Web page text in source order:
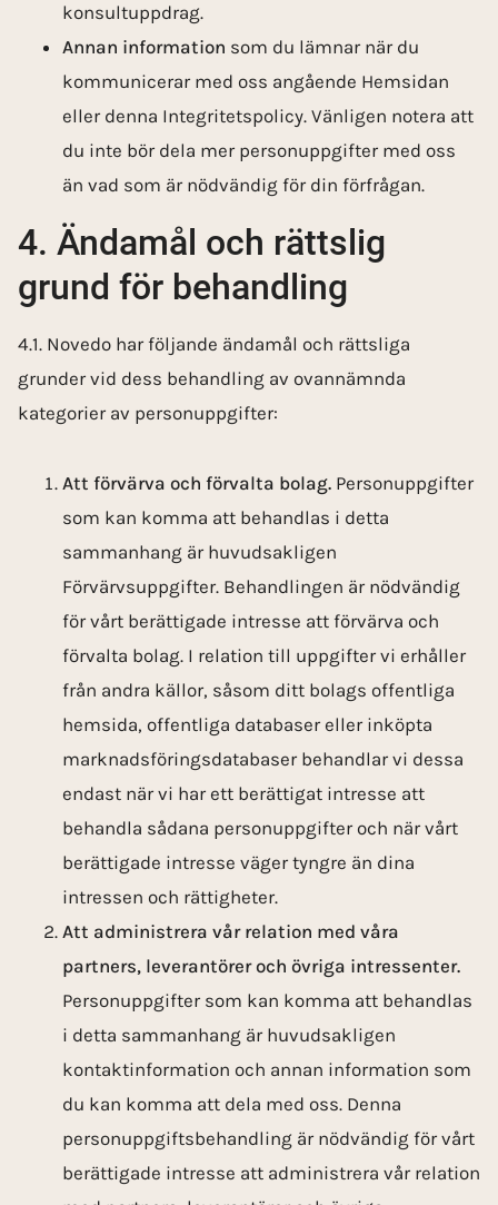
konsultuppdrag.
Annan information som du lämnar när du
kommunicerar med oss angående Hemsidan
eller denna Integritetspolicy. Vänligen notera att
du inte bör dela mer personuppgifter med oss
än vad som är nödvändig för din förfrågan.
4. Ändamål och rättslig
grund för behandling
4.1. Novedo har följande ändamål och rättsliga
grunder vid dess behandling av ovannämnda
kategorier av personuppgifter:
Att förvärva och förvalta bolag. Personuppgifter
som kan komma att behandlas i detta
sammanhang är huvudsakligen
Förvärvsuppgifter. Behandlingen är nödvändig
för vårt berättigade intresse att förvärva och
förvalta bolag. I relation till uppgifter vi erhåller
från andra källor, såsom ditt bolags­ offentliga
hemsida, offentliga databaser eller inköpta
marknadsföringsdatabaser behandlar vi dessa
endast när vi har ett berättigat intresse att
behandla sådana personuppgifter och när vårt
berättigade intresse väger tyngre än dina
intressen och rättigheter.
Att administrera vår relation med våra
partners, leverantörer och övriga intressenter.
Personuppgifter som kan komma att behandlas
i detta sammanhang är huvudsakligen
kontaktinformation och annan information som
du kan komma att dela med oss. Denna
personuppgiftsbehandling är nödvändig för vårt
berättigade intresse att administrera vår relation